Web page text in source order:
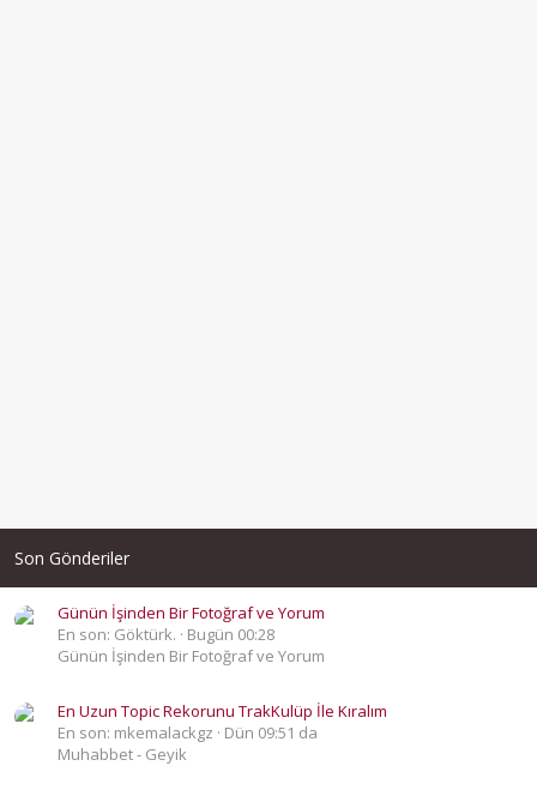
Son Gönderiler
Günün İşinden Bir Fotoğraf ve Yorum
En son: Göktürk.
Bugün 00:28
Günün İşinden Bir Fotoğraf ve Yorum
En Uzun Topic Rekorunu TrakKulüp İle Kıralım
En son: mkemalackgz
Dün 09:51 da
Muhabbet - Geyik